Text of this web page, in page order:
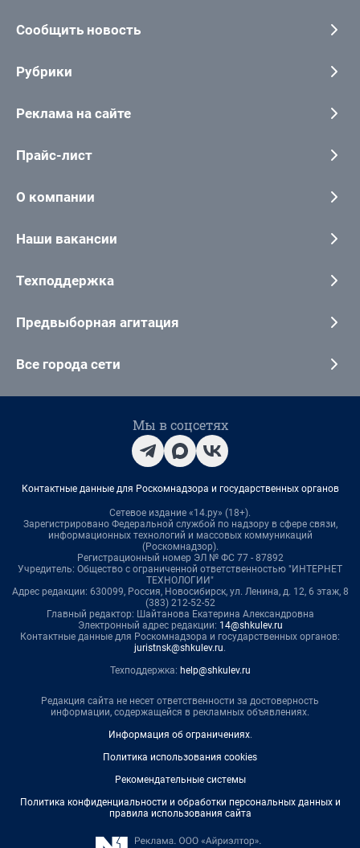
Сообщить новость
Рубрики
Реклама на сайте
Прайс-лист
О компании
Наши вакансии
Техподдержка
Предвыборная агитация
Все города сети
Мы в соцсетях
Контактные данные для Роскомнадзора и государственных органов
Сетевое издание «14.ру» (18+).
Зарегистрировано Федеральной службой по надзору в сфере связи,
информационных технологий и массовых коммуникаций
(Роскомнадзор).
Регистрационный номер ЭЛ № ФС 77 - 87892
Учредитель: Общество с ограниченной ответственностью "ИНТЕРНЕТ
ТЕХНОЛОГИИ"
Адрес редакции: 630099, Россия, Новосибирск, ул. Ленина, д. 12, 6 этаж, 8
(383) 212-52-52
Главный редактор: Шайтанова Екатерина Александровна
Электронный адрес редакции: 14@shkulev.ru
Контактные данные для Роскомнадзора и государственных органов:
juristnsk@shkulev.ru.
Техподдержка: help@shkulev.ru
Редакция сайта не несет ответственности за достоверность
информации, содержащейся в рекламных объявлениях.
Информация об ограничениях.
Политика использования cookies
Рекомендательные системы
Политика конфиденциальности и обработки персональных данных и
правила использования сайта